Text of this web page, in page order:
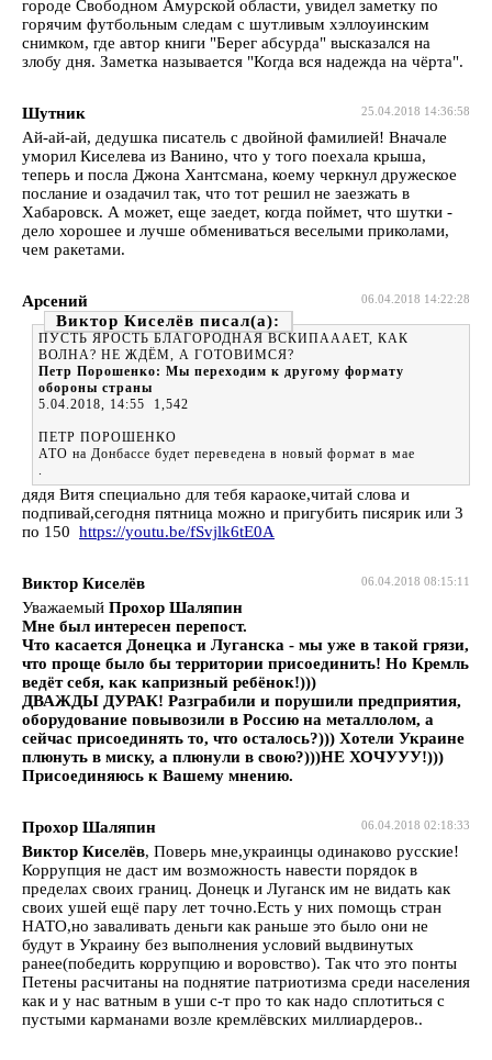
городе Свободном Амурской области, увидел заметку по
горячим футбольным следам с шутливым хэллоуинским
снимком, где автор книги "Берег абсурда" высказался на
злобу дня. Заметка называется "Когда вся надежда на чёрта".
25.04.2018 14:36:58
Шутник
Ай-ай-ай, дедушка писатель с двойной фамилией! Вначале
уморил Киселева из Ванино, что у того поехала крыша,
теперь и посла Джона Хантсмана, коему черкнул дружеское
послание и озадачил так, что тот решил не заезжать в
Хабаровск. А может, еще заедет, когда поймет, что шутки -
дело хорошее и лучше обмениваться веселыми приколами,
чем ракетами.
06.04.2018 14:22:28
Арсений
Виктор Киселёв
ПУСТЬ ЯРОСТЬ БЛАГОРОДНАЯ ВСКИПАААЕТ, КАК
ВОЛНА? НЕ ЖДЁМ, А ГОТОВИМСЯ?
Петр Порошенко: Мы переходим к другому формату
обороны страны
5.04.2018, 14:55 1,542
ПЕТР ПОРОШЕНКО
АТО на Донбассе будет переведена в новый формат в мае
дядя Витя специально для тебя караоке,читай слова и
подпивай,сегодня пятница можно и пригубить писярик или 3
по 150 https://youtu.be/fSvjlk6tE0A
06.04.2018 08:15:11
Виктор Киселёв
Уважаемый Прохор Шаляпин
Мне был интересен перепост.
Что касается Донецка и Луганска - мы уже в такой грязи,
что проще было бы территории присоединить! Но Кремль
ведёт себя, как капризный ребёнок!)))
ДВАЖДЫ ДУРАК! Разграбили и порушили предприятия,
оборудование повывозили в Россию на металлолом, а
сейчас присоединять то, что осталось?))) Хотели Украине
плюнуть в миску, а плюнули в свою?)))НЕ ХОЧУУУ!)))
Присоединяюсь к Вашему мнению.
06.04.2018 02:18:33
Прохор Шаляпин
Виктор Киселёв, Поверь мне,украинцы одинаково русские!
Коррупция не даст им возможность навести порядок в
пределах своих границ. Донецк и Луганск им не видать как
своих ушей ещё пару лет точно.Есть у них помощь стран
НАТО,но заваливать деньги как раньше это было они не
будут в Украину без выполнения условий выдвинутых
ранее(победить коррупцию и воровство). Так что это понты
Петены расчитаны на поднятие патриотизма среди населения
как и у нас ватным в уши с-т про то как надо сплотиться с
пустыми карманами возле кремлёвских миллиардеров..